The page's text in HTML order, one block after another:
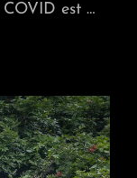
COVID est …